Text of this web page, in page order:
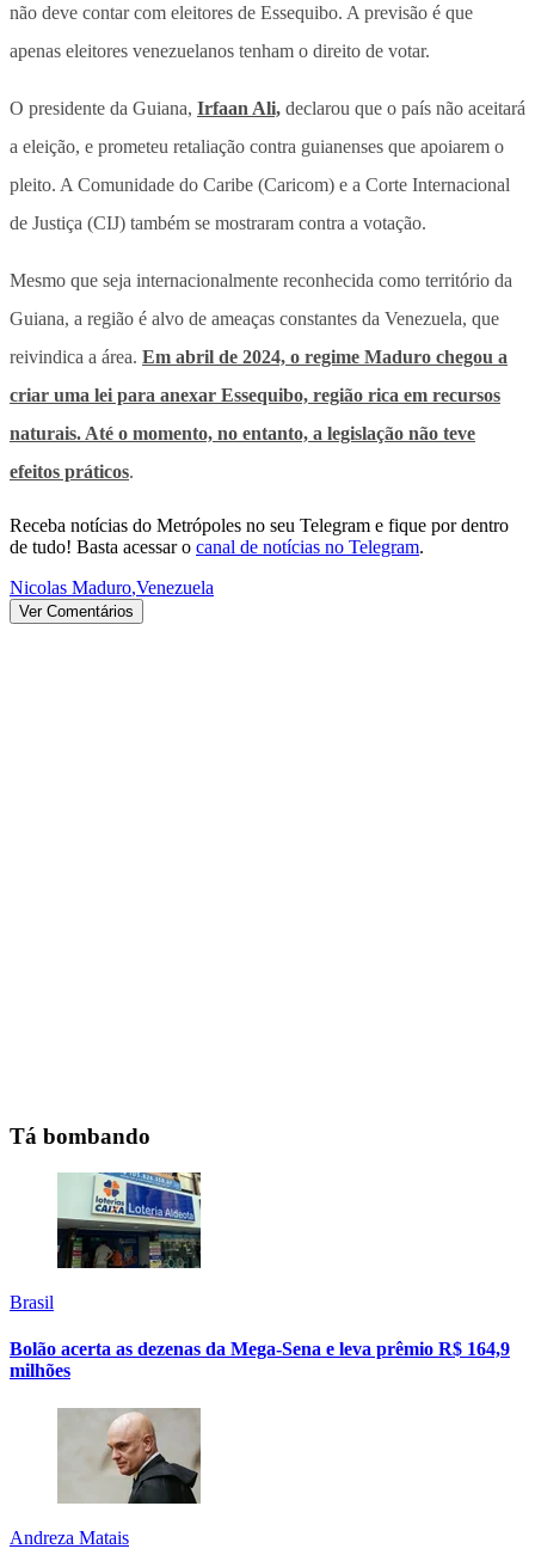
não deve contar com eleitores de Essequibo. A previsão é que
apenas eleitores venezuelanos tenham o direito de votar.
O presidente da Guiana, Irfaan Ali, declarou que o país não aceitará
a eleição, e prometeu retaliação contra guianenses que apoiarem o
pleito. A Comunidade do Caribe (Caricom) e a Corte Internacional
de Justiça (CIJ) também se mostraram contra a votação.
Mesmo que seja internacionalmente reconhecida como território da
Guiana, a região é alvo de ameaças constantes da Venezuela, que
reivindica a área. Em abril de 2024, o regime Maduro chegou a
criar uma lei para anexar Essequibo, região rica em recursos
naturais. Até o momento, no entanto, a legislação não teve
efeitos práticos.
Receba notícias do Metrópoles no seu Telegram e fique por dentro
de tudo! Basta acessar o canal de notícias no Telegram.
Nicolas Maduro,Venezuela
Ver Comentários
Tá bombando
Brasil
Bolão acerta as dezenas da Mega-Sena e leva prêmio R$ 164,9
milhões
Andreza Matais